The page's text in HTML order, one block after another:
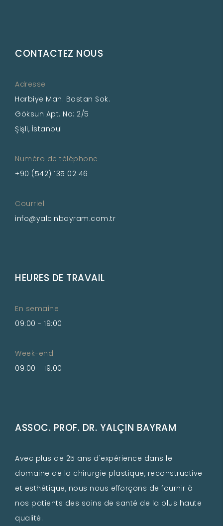
CONTACTEZ NOUS
Adresse
Harbiye Mah. Bostan Sok.
Göksun Apt. No: 2/5
Şişli, İstanbul
Numéro de téléphone
+90 (542) 135 02 46
Courriel
info@yalcinbayram.com.tr
HEURES DE TRAVAIL
En semaine
09:00 - 19:00
Week-end
09:00 - 19:00
ASSOC. PROF. DR. YALÇIN BAYRAM
Avec plus de 25 ans d'expérience dans le
domaine de la chirurgie plastique, reconstructive
et esthétique, nous nous efforçons de fournir à
nos patients des soins de santé de la plus haute
qualité.